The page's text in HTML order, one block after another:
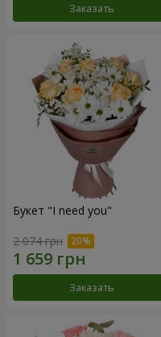
Заказать
Букет "I need you"
2 074 грн
Заказать